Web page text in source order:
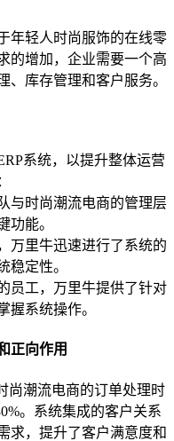
年轻人时尚服饰的在线零
的增加，企业需要一个高
、库存管理和客户服务。
系统，以提升整体运营
与时尚潮流电商的管理层
功能。
万里牛迅速进行了系统的
稳定性。
员工，万里牛提供了针对
握系统操作。
正向作用
尚潮流电商的订单处理时
。系统集成的客户关系
求，提升了客户满意度和